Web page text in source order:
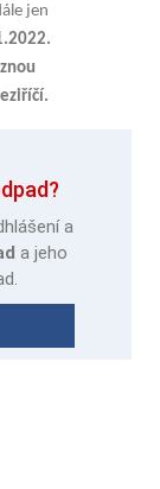
jen
a
a jeho